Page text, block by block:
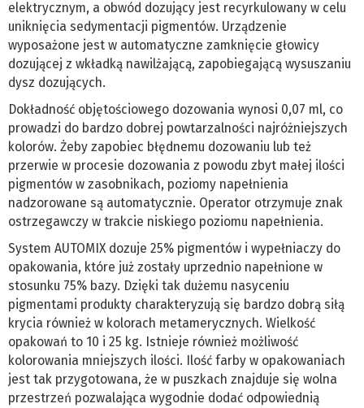
elektrycznym, a obwód dozujący jest recyrkulowany w celu
uniknięcia sedymentacji pigmentów. Urządzenie
wyposażone jest w automatyczne zamknięcie głowicy
dozującej z wkładką nawilżającą, zapobiegającą wysuszaniu
dysz dozujących.
Dokładność objętościowego dozowania wynosi 0,07 ml, co
prowadzi do bardzo dobrej powtarzalności najróżniejszych
kolorów. Żeby zapobiec błędnemu dozowaniu lub też
przerwie w procesie dozowania z powodu zbyt małej ilości
pigmentów w zasobnikach, poziomy napełnienia
nadzorowane są automatycznie. Operator otrzymuje znak
ostrzegawczy w trakcie niskiego poziomu napełnienia.
System AUTOMIX dozuje 25% pigmentów i wypełniaczy do
opakowania, które już zostały uprzednio napełnione w
stosunku 75% bazy. Dzięki tak dużemu nasyceniu
pigmentami produkty charakteryzują się bardzo dobrą siłą
krycia również w kolorach metamerycznych. Wielkość
opakowań to 10 i 25 kg. Istnieje również możliwość
kolorowania mniejszych ilości. Ilość farby w opakowaniach
jest tak przygotowana, że w puszkach znajduje się wolna
przestrzeń pozwalająca wygodnie dodać odpowiednią